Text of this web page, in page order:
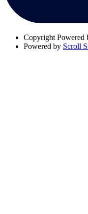
Copyright Powered
Powered by Scroll